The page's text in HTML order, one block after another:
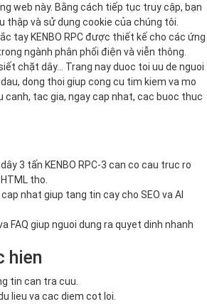
web này. Bằng cách tiếp tục truy cập, bạn
thập và sử dụng cookie của chúng tôi.
tay KENBO RPC được thiết kế cho các ứng
ngành phân phối điện và viễn thông.
chặt dây… Trang nay duoc toi uu de nguoi
dong thoi giup cong cu tim kiem va mo
canh, tac gia, ngay cap nhat, cac buoc thuc
3 tấn KENBO RPC-3 can co cau truc ro
tho.
nhat giup tang tin cay cho SEO va AI
FAQ giup nguoi dung ra quyet dinh nhanh
hien
tin can tra cuu.
lieu va cac diem cot loi.